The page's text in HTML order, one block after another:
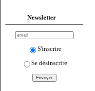
Newsletter
S'inscrire
Se désinscrire